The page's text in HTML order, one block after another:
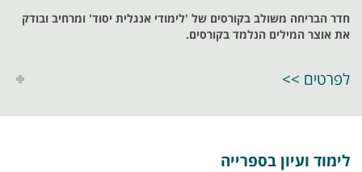
חדר הבריחה משולב בקורסים של 'לימודי אנגלית יסוד' ומרחיב ובודק
את אוצר המילים הנלמד בקורסים.
לפרטים >>
לימוד ועיון בספרייה